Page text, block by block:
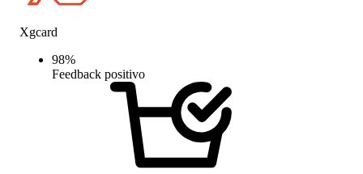
Xgcard
98%
Feedback positivo